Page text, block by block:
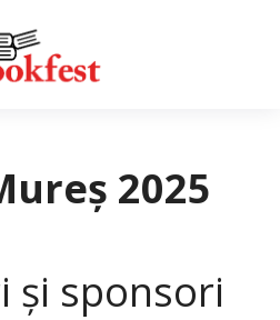
2025
și sponsori